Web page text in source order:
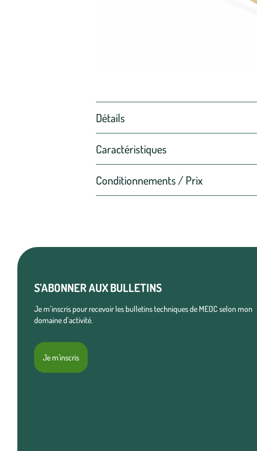
Détails
Caractéristiques
Conditionnements / Prix
S’ABONNER AUX BULLETINS
Je m’inscris pour recevoir les bulletins techniques de MEOC selon mon
domaine d’activité.
Je m'inscris